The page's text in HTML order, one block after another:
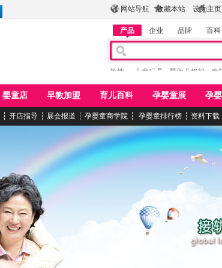
网站导航 收藏本站 设为主页
产品 企业 品牌 百科
热搜： 儿童玩具 婴幼儿奶粉 牛
婴童店 早教加盟 育儿百科 孕婴童展 孕
┆ 开店指导 ┆ 展会报道 ┆ 孕婴童商学院 ┆ 孕婴童排行榜 ┆ 资料下载